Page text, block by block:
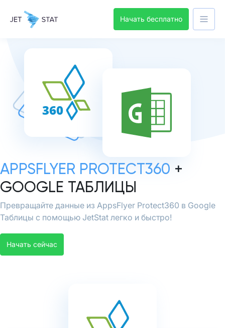
Начать бесплатно
APPSFLYER PROTECT360 +
GOOGLE ТАБЛИЦЫ
Превращайте данные из AppsFlyer Protect360 в Google
Таблицы с помощью JetStat легко и быстро!
Начать сейчас